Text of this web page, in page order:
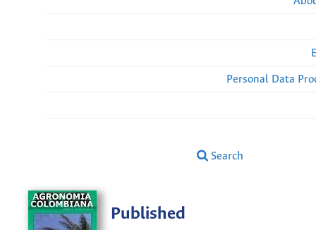
Personal Data
Search
Published